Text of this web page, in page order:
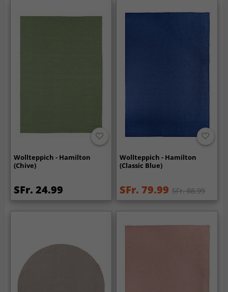
Wollteppich - Hamilton
(Chive)
SFr. 24.99
Wollteppich - Hamilton
(Classic Blue)
SFr. 79.99 SFr. 88.99